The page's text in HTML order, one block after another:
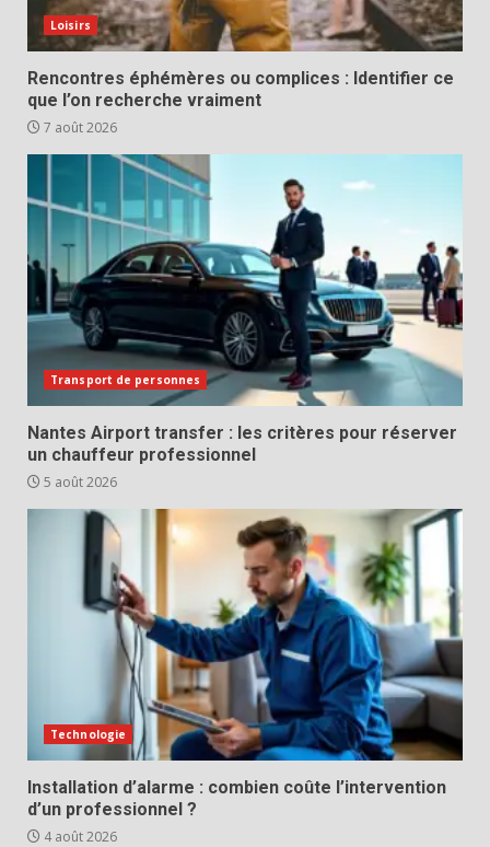
Loisirs
Rencontres éphémères ou complices : Identifier ce
que l’on recherche vraiment
7 août 2026
Transport de personnes
Nantes Airport transfer : les critères pour réserver
un chauffeur professionnel
5 août 2026
Technologie
Installation d’alarme : combien coûte l’intervention
d’un professionnel ?
4 août 2026